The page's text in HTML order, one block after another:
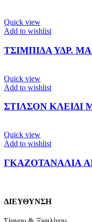
Quick view
Add to wishlist
ΤΣΙΜΠΙΔΑ ΥΔΡ.
Quick view
Add to wishlist
ΣΤΙΛΣΟΝ ΚΛΕΙΔΙ
Quick view
Add to wishlist
ΓΚΑΖΟΤΑΝΑΛΙΑ
ΔΙΕΥΘΥΝΣΗ